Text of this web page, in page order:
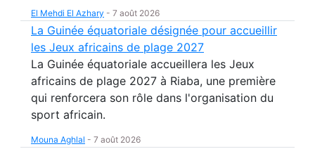
El Mehdi El Azhary - 7 août 2026
La Guinée équatoriale désignée pour accueillir
les Jeux africains de plage 2027
La Guinée équatoriale accueillera les Jeux
africains de plage 2027 à Riaba, une première
qui renforcera son rôle dans l'organisation du
sport africain.
Mouna Aghlal - 7 août 2026